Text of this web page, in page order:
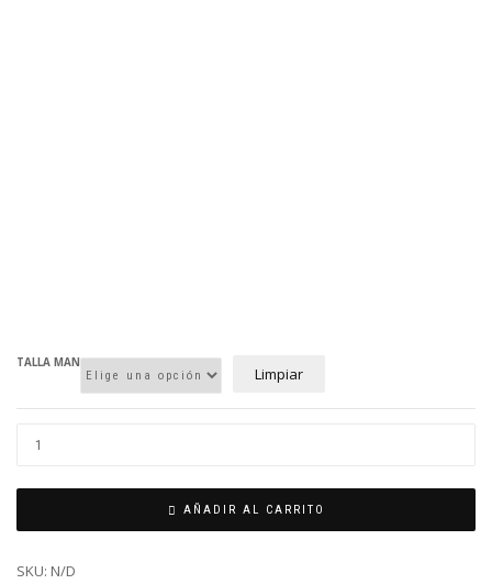
TALLA MAN
Limpiar
AÑADIR AL CARRITO
SKU: N/D